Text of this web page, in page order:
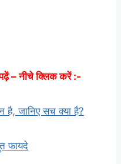
– नीचे क्लिक करें :-
है, जानिए सच क्या है?
फायदे